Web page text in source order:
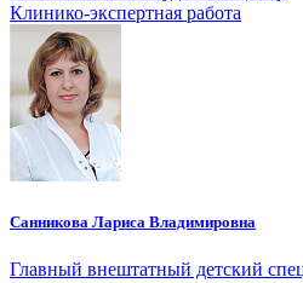
Клинико-экспертная работа
Санникова Лариса Владимировна
Главный внештатный детский